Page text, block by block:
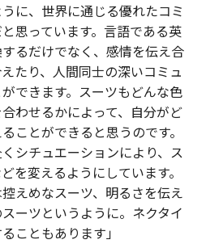
に、世界に通じる優れたコミ
思っています。言語である英
るだけでなく、感情を伝え合
たり、人間同士の深いコミュ
できます。スーツもどんな色
わせるかによって、自分がど
ことができると思うのです。
シチュエーションにより、ス
を変えるようにしています。
えめなスーツ、明るさを伝え
ーツというように。ネクタイ
こともあります」